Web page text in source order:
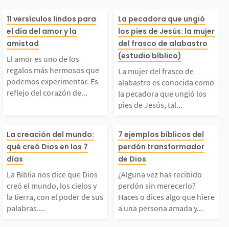
amor es uno de los
más hermosos
podemos experim
Es reflejo del co
de Dios, une a l
personas y da senti
a nuestras relacion
En...
11 versículos lindos para
el día del amor y la
amistad
El amor es uno de los
regalos más hermosos que
podemos experimentar. Es
reflejo del corazón de...
La mujer del
alabastro es
como la
ungió los pies
s, tal como se
e en Lucas
lla entró en la
e...
La pecadora que ungió
los pies de Jesús: la mujer
del frasco de alabastro
(estudio bíblico)
La mujer del frasco de
alabastro es conocida como
la pecadora que ungió los
pies de Jesús, tal...
Biblia nos dice que
creó el mundo, l
cielos y la tierra, c
el poder de sus pal
La creación del mundo:
qué creó Dios en los 7
días
La Biblia nos dice que Dios
creó el mundo, los cielos y
la tierra, con el poder de sus
palabras....
¿Alguna vez
ido perdón sin
rlo? Haces o
o que hiere a
7 ejemplos bíblicos del
perdón transformador
de Dios
¿Alguna vez has recibido
perdón sin merecerlo?
Haces o dices algo que hiere
a una persona amada y...